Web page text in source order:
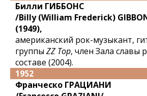
Билли ГИББОНС
/Billy (William Frederick)
(1949),
американский рок-музыкант,
группы ZZ Top, член Зала славы
составе (2004).
1952
Франческо ГРАЦИАНИ